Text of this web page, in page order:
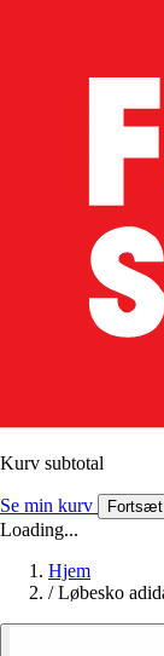
Kurv subtotal
Se min kurv Fortsæt
Loading...
Hjem
/ Løbesko